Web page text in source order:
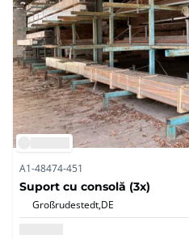
A1-48474-451
Suport cu consolă (3x)
Großrudestedt,DE